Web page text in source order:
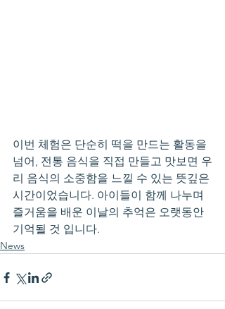
이번 체험은 단순히 떡을 만드는 활동을
넘어, 전통 음식을 직접 만들고 맛보면 우
리 음식의 소중함을 느낄 수 있는 뜻깊은
시간이었습니다. 아이들이 함께 나누며
즐거움을 배운 이날의 추억은 오랫동안
기억될 것 입니다.
News